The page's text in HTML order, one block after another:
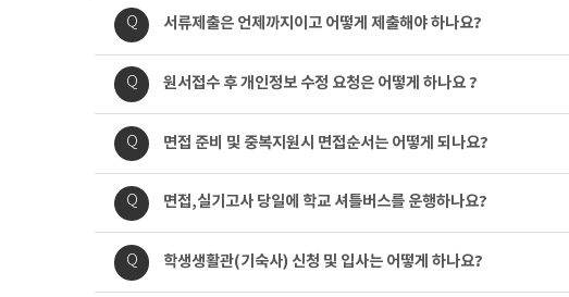
내
용
Q질
문
질
용
서류제출은 언제까지이고 어떻게 제출해야 하나요?
Q질
문
질
용
원서접수 후 개인정보 수정 요청은 어떻게 하나요 ?
Q질
문
질
내
용
면접 준비 및 중복지원시 면접순서는 어떻게 되나요?
Q질
문
질
용
면접,실기고사 당일에 학교 셔틀버스를 운행하나요?
Q질
문
질
학생생활관(기숙사) 신청 및 입사는 어떻게 하나요?